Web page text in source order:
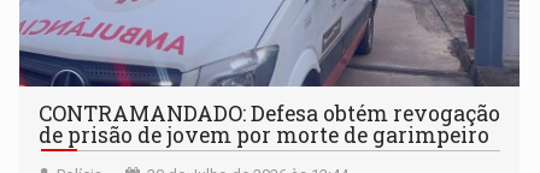
CONTRAMANDADO: Defesa obtém revogação
de prisão de jovem por morte de garimpeiro